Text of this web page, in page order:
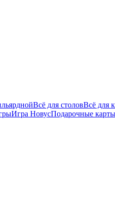
Всё для столовВсё для
Игра НовусПодарочные карты